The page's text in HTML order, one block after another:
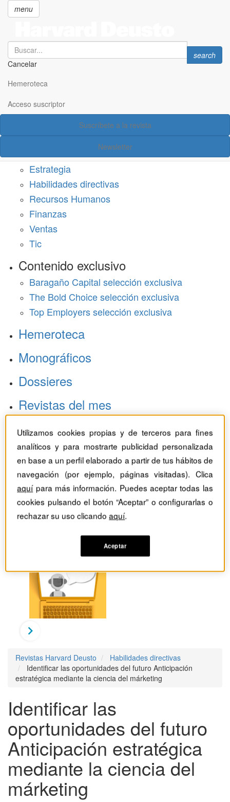
principal
menu
Search
Cancelar
Search
search
Hemeroteca
Acceso suscriptor
Suscríbete a la revista
Newsletter
Acceso suscriptor
Estrategia
Habilidades directivas
Recursos Humanos
Finanzas
Ventas
Tic
Contenido exclusivo
Baragaño Capital selección exclusiva
The Bold Choice selección exclusiva
Top Employers selección exclusiva
Hemeroteca
Monográficos
Dossieres
Revistas del mes
Revistas Harvard Deusto
Habilidades directivas
Identificar las oportunidades del futuro Anticipación
estratégica mediante la ciencia del márketing
Identificar las
oportunidades del futuro
Anticipación estratégica
mediante la ciencia del
márketing
Utilizamos cookies propias y de terceros para fines
analíticos y para mostrarte publicidad personalizada
en base a un perfil elaborado a partir de tus hábitos de
navegación (por ejemplo, páginas visitadas). Clica
aquípara más información. Puedes aceptar todas las
cookies pulsando el botón “Aceptar” o configurarlas o
rechazar su uso clicandoaquí.
Aceptar